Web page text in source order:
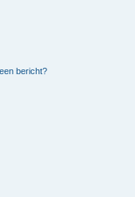
bericht?